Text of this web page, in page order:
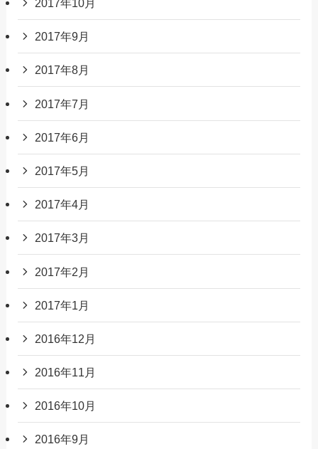
2017年10月
2017年9月
2017年8月
2017年7月
2017年6月
2017年5月
2017年4月
2017年3月
2017年2月
2017年1月
2016年12月
2016年11月
2016年10月
2016年9月